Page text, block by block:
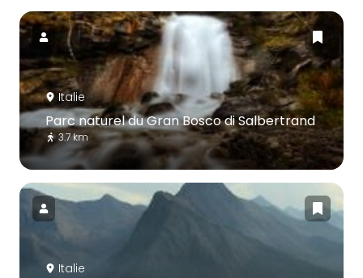
Italie
Parc naturel du Gran Bosco di Salbertrand
3.7 km
Italie